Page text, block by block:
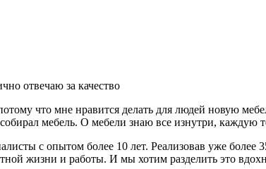
отвечаю за качество
что мне нравится делать для людей новую
мебель. О мебели знаю все изнутри, каждую
с опытом более 10 лет. Реализовав уже
жизни и работы. И мы хотим разделить это